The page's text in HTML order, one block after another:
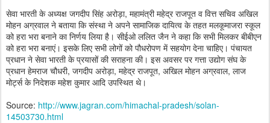
सेवा भारती के अध्यक्ष जगदीप सिंह अरोड़ा, महामंत्री महेद्र राजपूत व वित्त सचिव अखिल
मोहन अग्रवाल ने बताया कि संस्था ने अपने सामाजिक दायित्व के तहत मलकूमाजरा स्कूल
को हरा भरा बनाने का निर्णय लिया है। सीईओ ललित जैन ने कहा कि सभी मिलकर बीबीएन
को हरा भरा बनाएं। इसके लिए सभी लोगों को पौधरोपण में सहयोग देना चाहिए। पंचायत
प्रधान ने सेवा भारती के प्रयासों की सराहना की। इस अवसर पर गत्ता उद्योग संघ के
प्रधान हेमराज चौधरी, जगदीप अरोड़ा, महेद्र राजपूत, अखिल मोहन अग्रवाल, लाज
मो‌र्ट्स के निदेशक महेश कुमार आदि उपस्थित थे।
Source: http://www.jagran.com/himachal-pradesh/solan-
14503730.html